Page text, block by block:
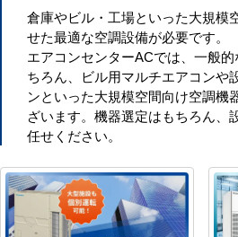
倉庫やビル・工場といった大規模
せた最適な空調設備が必要です。
エアコンセンターACでは、一般
ちろん、ビル用マルチエアコンや
ンといった大規模空間向け空調機
ざいます。機器選定はもちろん、
任せください。